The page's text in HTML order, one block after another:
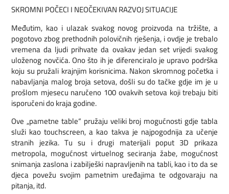
SKROMNI POČECI I NEOČEKIVAN RAZVOJ SITUACIJE
Međutim, kao i ulazak svakog novog proizvoda na tržište, a
pogotovo zbog prethodnih polovičnih rješenja, i ovdje je trebalo
vremena da ljudi prihvate da ovakav jedan set vrijedi svakog
uloženog novčića. Ono što ih je diferenciralo je upravo podrška
koju su pružali krajnjim korisnicima. Nakon skromnog početka i
nabavljanja malog broja setova, došli su do tačke gdje im je u
prošlom mjesecu naručeno 100 ovakvih setova koji trebaju biti
isporučeni do kraja godine.
Ove „pametne table“ pružaju veliki broj mogućnosti gdje tabla
služi kao touchscreen, a kao takva je najpogodnija za učenje
stranih jezika. Tu su i drugi materijali poput 3D prikaza
metropola, mogućnost virtuelnog seciranja žabe, mogućnost
snimanja zaslona i zabilješki napravljenih na tabli, kao i to da se
djeca povežu svojim pametnim uređajima te odgovaraju na
pitanja, itd.